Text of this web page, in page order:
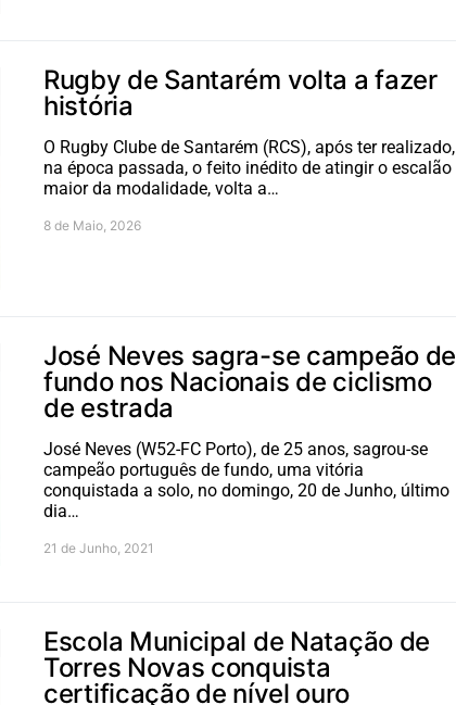
Rugby de Santarém volta a fazer
história
O Rugby Clube de Santarém (RCS), após ter realizado,
na época passada, o feito inédito de atingir o escalão
maior da modalidade, volta a…
8 de Maio, 2026
José Neves sagra-se campeão de
fundo nos Nacionais de ciclismo
de estrada
José Neves (W52-FC Porto), de 25 anos, sagrou-se
campeão português de fundo, uma vitória
conquistada a solo, no domingo, 20 de Junho, último
dia…
21 de Junho, 2021
Escola Municipal de Natação de
Torres Novas conquista
certificação de nível ouro